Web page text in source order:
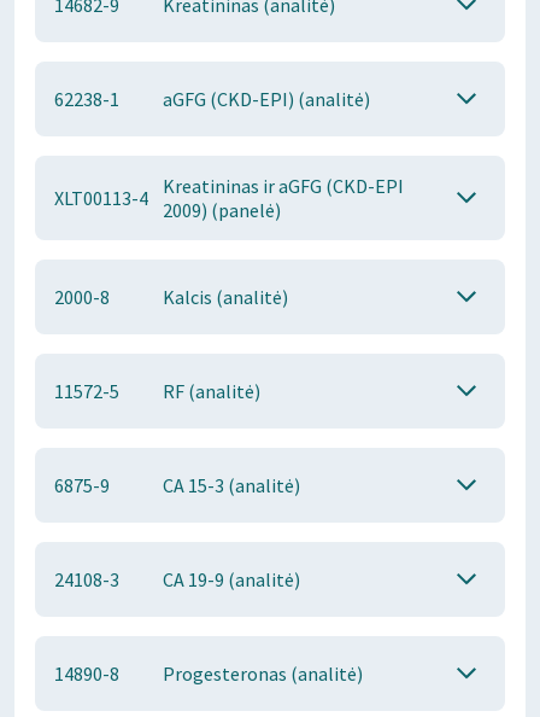
14682-9 Kreatininas (analitė)
62238-1 aGFG (CKD-EPI) (analitė)
XLT00113-4
Kreatininas ir aGFG (CKD-EPI
2009) (panelė)
2000-8 Kalcis (analitė)
11572-5 RF (analitė)
6875-9 CA 15-3 (analitė)
24108-3 CA 19-9 (analitė)
14890-8 Progesteronas (analitė)